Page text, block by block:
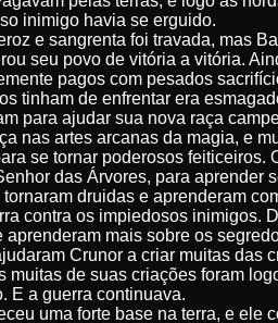
inimigo havia se erguido.
e sangrenta foi travada, mas
seu povo de vitória a vitória.
pagos com pesados
tinham de enfrentar era
para ajudar sua nova raça
nas artes arcanas da magia, e
se tornar poderosos feiticeiros.
das Árvores, para aprender
druidas e aprenderam
contra os impiedosos inimigos.
aprenderam mais sobre os
Crunor a criar muitas das
muitas de suas criações foram
E a guerra continuava.
uma forte base na terra, e ele